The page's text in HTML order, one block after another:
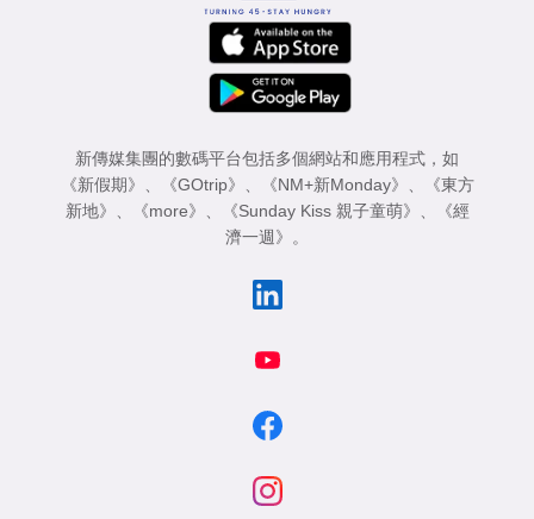
新傳媒集團的數碼平台包括多個網站和應用程式，如
《新假期》
《GOtrip》 《NM+新Monday》
《東方
新地》
《more》 《Sunday Kiss 親子童萌》
《經
濟一週》
。